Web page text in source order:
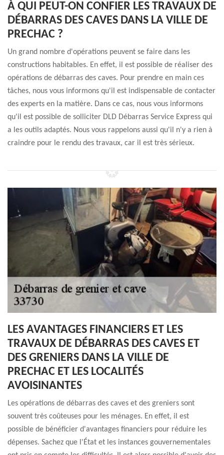
À QUI PEUT-ON CONFIER LES TRAVAUX DE
DÉBARRAS DES CAVES DANS LA VILLE DE
PRECHAC ?
Un grand nombre d'opérations peuvent se faire dans les
constructions habitables. En effet, il est possible de réaliser des
opérations de débarras des caves. Pour prendre en main ces
tâches, nous vous informons qu'il est indispensable de contacter
des experts en la matière. Dans ce cas, nous vous informons
qu'il est possible de solliciter DLD Débarras Service Express qui
a les outils adaptés. Nous vous rappelons aussi qu'il n'y a rien à
craindre pour le rendu des travaux, car il est très sérieux.
LES AVANTAGES FINANCIERS ET LES
TRAVAUX DE DÉBARRAS DES CAVES ET
DES GRENIERS DANS LA VILLE DE
PRECHAC ET LES LOCALITÉS
AVOISINANTES
Les opérations de débarras des caves et des greniers sont
souvent très coûteuses pour les ménages. En effet, il est
possible de bénéficier d'avantages financiers pour réduire les
dépenses. Sachez que l'État et les instances gouvernementales